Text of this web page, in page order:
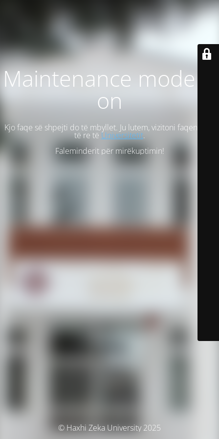
Maintenance mode is
on
Kjo faqe së shpejti do të mbyllet. Ju lutem, vizitoni faqen tonë
të re të Universitetit.
Faleminderit për mirëkuptimin!
© Haxhi Zeka University 2025